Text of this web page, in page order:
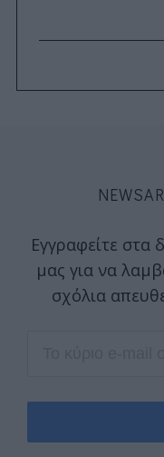
Εγγραφείτε στα
μας για να
σχόλια